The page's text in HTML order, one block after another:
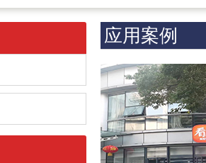
应用案例